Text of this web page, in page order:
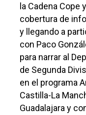
la Cadena Cope
cobertura de
y llegando a
con Paco
para narrar al
de Segunda
en el programa
Castilla-La
Guadalajara y